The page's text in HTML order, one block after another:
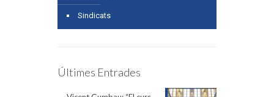
Sindicats
Últimes Entrades